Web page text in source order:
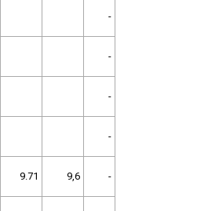
-
-
-
-
9.71 9,6 -